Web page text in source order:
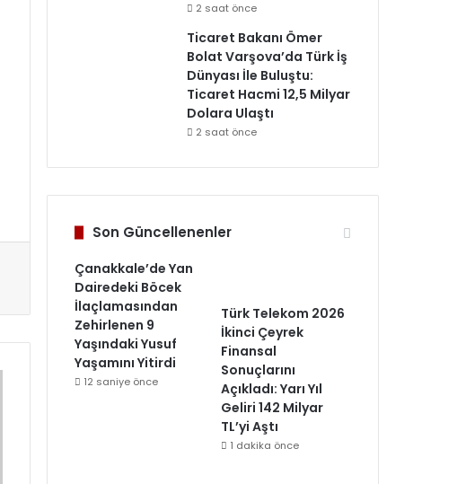
2 saat önce
Ticaret Bakanı Ömer
Bolat Varşova’da Türk İş
Dünyası İle Buluştu:
Ticaret Hacmi 12,5 Milyar
Dolara Ulaştı
2 saat önce
Son Güncellenenler
Çanakkale’de Yan
Dairedeki Böcek
İlaçlamasından
Zehirlenen 9
Yaşındaki Yusuf
Yaşamını Yitirdi
12 saniye önce
Türk Telekom 2026
İkinci Çeyrek
Finansal
Sonuçlarını
Açıkladı: Yarı Yıl
Geliri 142 Milyar
TL’yi Aştı
1 dakika önce